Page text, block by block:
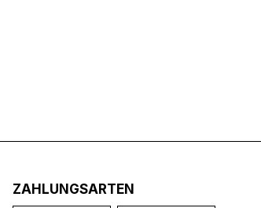
ZAHLUNGSARTEN